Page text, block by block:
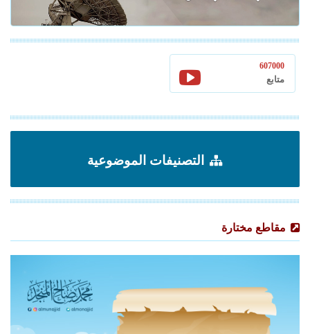
607000
متابع
التصنيفات الموضوعية
مقاطع مختارة